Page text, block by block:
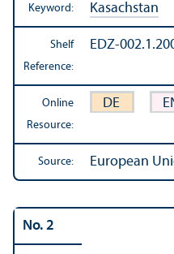
Keyword: Kasachstan
Shelf
Reference:
EDZ-
Online
Resource:
DE
Source: European
No. 2